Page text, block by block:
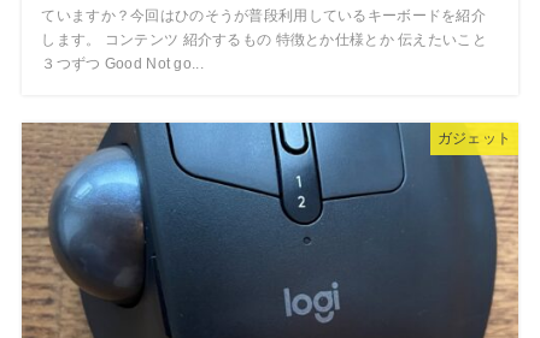
ていますか？今回はひのそうが普段利用しているキーボードを紹介
します。 コンテンツ 紹介するもの 特徴とか仕様とか 伝えたいこと
３つずつ Good Not go...
ガジェット